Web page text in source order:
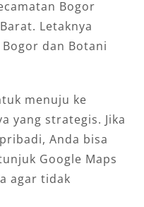
Bogor
Letaknya
dan Botani
menuju ke
yang strategis. Jika
Anda bisa
Google Maps
agar tidak